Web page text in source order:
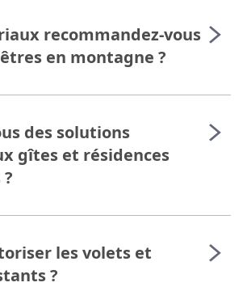
recommandez-vous
en montagne ?
des solutions
gîtes et résidences
les volets et
?